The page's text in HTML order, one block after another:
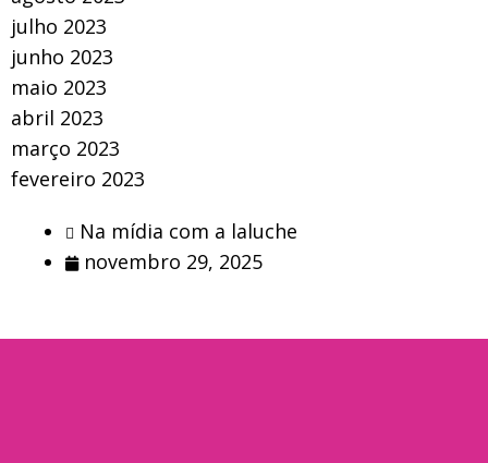
julho 2023
junho 2023
maio 2023
abril 2023
março 2023
fevereiro 2023
Na mídia com a laluche
novembro 29, 2025